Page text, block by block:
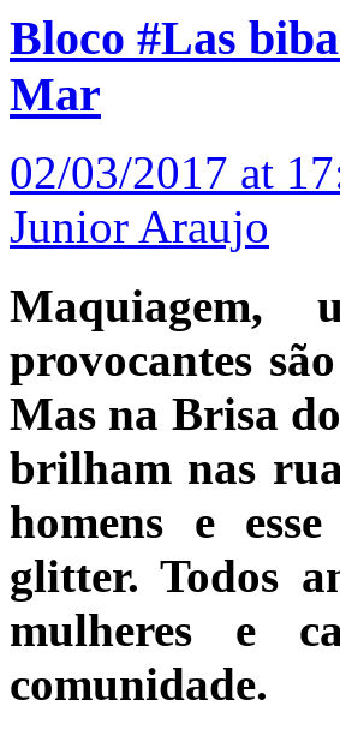
Bloco #Las
Mar
02/03/2017 at
Junior Araujo
Maquiagem,
provocantes
Mas na Brisa
brilham nas
homens e
glitter. Todos
mulheres e
comunidade.